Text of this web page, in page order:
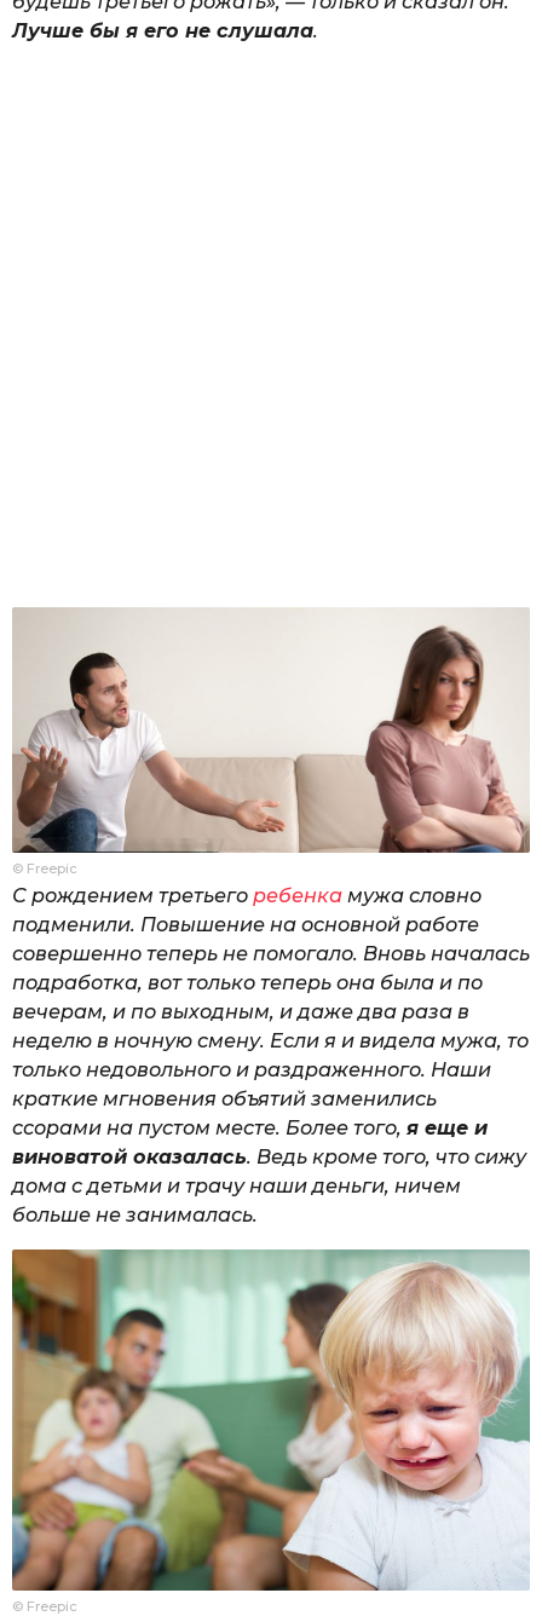
Лучше бы я его не слушала.
© Freepic
С рождением третьего ребенка мужа словно
подменили. Повышение на основной работе
совершенно теперь не помогало. Вновь началась
подработка, вот только теперь она была и по
вечерам, и по выходным, и даже два раза в
неделю в ночную смену. Если я и видела мужа, то
только недовольного и раздраженного. Наши
краткие мгновения объятий заменились
ссорами на пустом месте. Более того, я еще и
виноватой оказалась. Ведь кроме того, что сижу
дома с детьми и трачу наши деньги, ничем
больше не занималась.
© Freepic